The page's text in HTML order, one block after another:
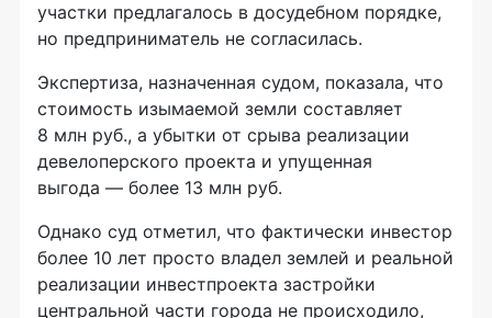
участки предлагалось в досудебном порядке,
но предприниматель не согласилась.
Экспертиза, назначенная судом, показала, что
стоимость изымаемой земли составляет
8 млн руб., а убытки от срыва реализации
девелоперского проекта и упущенная
выгода — более 13 млн руб.
Однако суд отметил, что фактически инвестор
более 10 лет просто владел землей и реальной
реализации инвестпроекта застройки
центральной части города не происходило,